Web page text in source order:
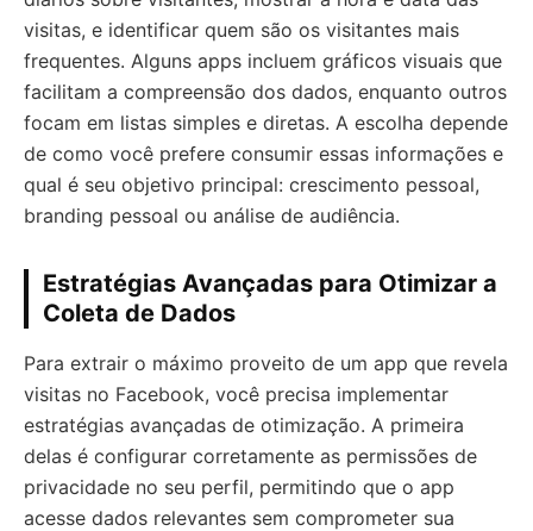
visitas, e identificar quem são os visitantes mais
frequentes. Alguns apps incluem gráficos visuais que
facilitam a compreensão dos dados, enquanto outros
focam em listas simples e diretas. A escolha depende
de como você prefere consumir essas informações e
qual é seu objetivo principal: crescimento pessoal,
branding pessoal ou análise de audiência.
Estratégias Avançadas para Otimizar a
Coleta de Dados
Para extrair o máximo proveito de um app que revela
visitas no Facebook, você precisa implementar
estratégias avançadas de otimização. A primeira
delas é configurar corretamente as permissões de
privacidade no seu perfil, permitindo que o app
acesse dados relevantes sem comprometer sua